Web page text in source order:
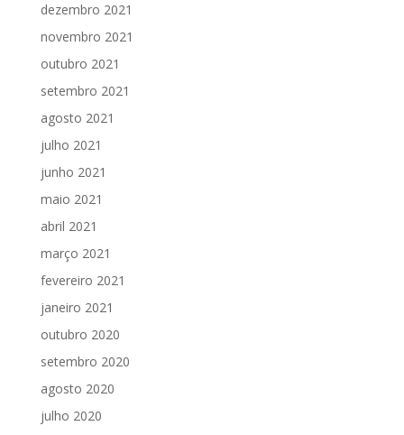
dezembro 2021
novembro 2021
outubro 2021
setembro 2021
agosto 2021
julho 2021
junho 2021
maio 2021
abril 2021
março 2021
fevereiro 2021
janeiro 2021
outubro 2020
setembro 2020
agosto 2020
julho 2020